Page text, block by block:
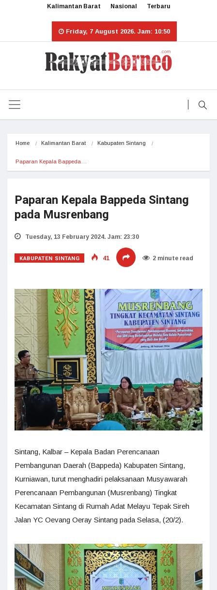
Kalimantan Barat Nasional Terbaru
Friday, 7 August 2026. Jam: 10:50
Home Kalimantan Barat Kabupaten Sintang
Paparan Kepala Bappeda…
Paparan Kepala Bappeda Sintang
pada Musrenbang
Tuesday, 13 February 2024. Jam: 23:30
KABUPATEN SINTANG 41 2 minute read
Sintang, Kalbar – Kepala Badan Perencanaan
Pembangunan Daerah (Bappeda) Kabupaten Sintang,
Kurniawan, turut menghadiri pelaksanaan Musyawarah
Perencanaan Pembangunan (Musrenbang) Tingkat
Kecamatan Sintang di Rumah Adat Melayu Tepak Sireh
Jalan YC Oevang Oeray Sintang pada Selasa, (20/2).